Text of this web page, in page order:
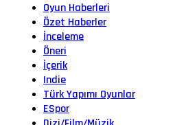
Oyun Haberleri
Özet Haberler
İnceleme
Öneri
İçerik
Indie
Türk Yapımı Oyunlar
ESpor